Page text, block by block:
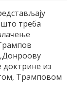
треба
доктрине из
Трамповом